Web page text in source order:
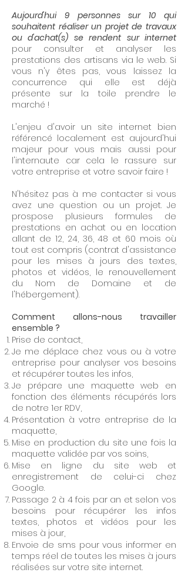
Aujourd'hui 9 personnes sur 10 qui
souhaitent réaliser un projet de travaux
ou d'achat(s) se rendent sur internet
pour consulter et analyser les
prestations des artisans via le web. Si
vous n'y êtes pas, vous laissez la
concurrence qui elle est déjà
présente sur la toile prendre le
marché !
L'enjeu d'avoir un site internet bien
référencé localement est aujourd'hui
majeur pour vous mais aussi pour
l'internaute car cela le rassure sur
votre entreprise et votre savoir faire !
N'hésitez pas à me contacter si vous
avez une question ou un projet. Je
prospose plusieurs formules de
prestations en achat ou en location
allant de 12, 24, 36, 48 et 60 mois où
tout est compris (contrat d'assistance
pour les mises à jours des textes,
photos et vidéos, le renouvellement
du Nom de Domaine et de
l'hébergement).
Comment allons-nous travailler
ensemble ?
Prise de contact,
Je me déplace chez vous ou à votre
entreprise pour analyser vos besoins
et récupérer toutes les infos,
Je prépare une maquette web en
fonction des éléments récupérés lors
de notre 1er RDV,
Présentation à votre entreprise de la
maquette,
Mise en production du site une fois la
maquette validée par vos soins,
Mise en ligne du site web et
enregistrement de celui-ci chez
Google.
Passage 2 à 4 fois par an et selon vos
besoins pour récupérer les infos
textes, photos et vidéos pour les
mises à jour,
Envoie de sms pour vous informer en
temps réel de toutes les mises à jours
réalisées sur votre site internet.